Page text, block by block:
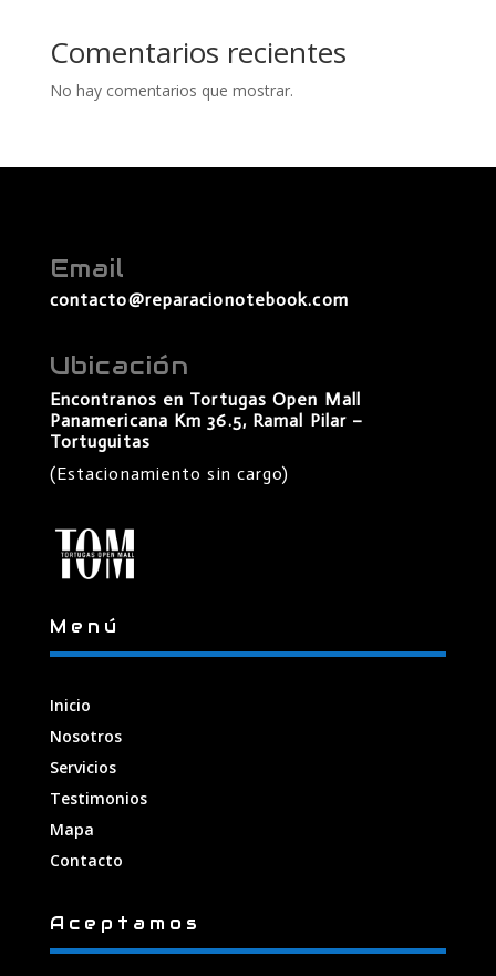
Comentarios recientes
No hay comentarios que mostrar.
Email
contacto@reparacionotebook.com
Ubicación
Encontranos en Tortugas Open Mall
Panamericana Km 36.5, Ramal Pilar –
Tortuguitas
(Estacionamiento sin cargo)
Menú
Inicio
Nosotros
Servicios
Testimonios
Mapa
Contacto
Aceptamos